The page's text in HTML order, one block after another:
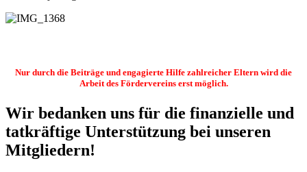
Nur durch die Beiträge und engagierte Hilfe zahlreicher Eltern wird die
Arbeit des Fördervereins erst möglich.
Wir bedanken uns für die finanzielle und
tatkräftige Unterstützung bei unseren
Mitgliedern!